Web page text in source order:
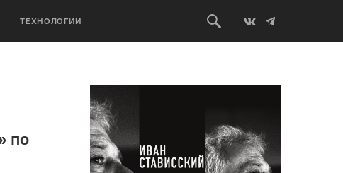
ТЕХНОЛОГИИ
по